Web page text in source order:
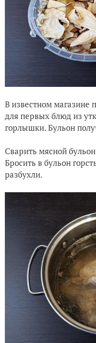
В известном магазине
для первых блюд из
горлышки. Бульон
Сварить мясной
Бросить в бульон
разбухли.